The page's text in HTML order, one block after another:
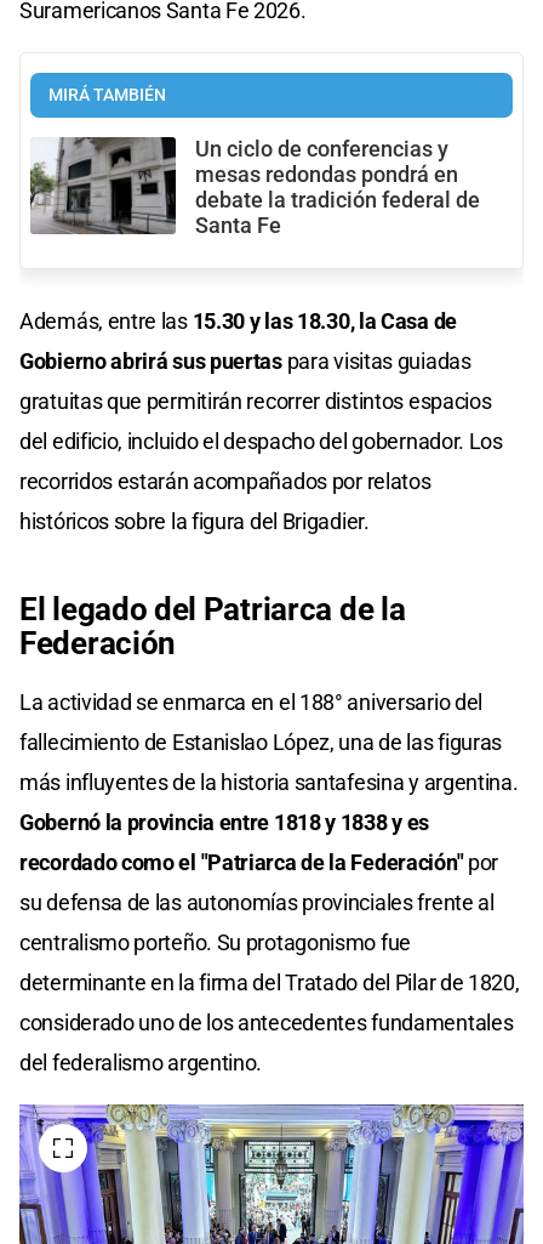
Suramericanos Santa Fe 2026.
MIRÁ TAMBIÉN
Un ciclo de conferencias y
mesas redondas pondrá en
debate la tradición federal de
Santa Fe
Además, entre las 15.30 y las 18.30, la Casa de
Gobierno abrirá sus puertas para visitas guiadas
gratuitas que permitirán recorrer distintos espacios
del edificio, incluido el despacho del gobernador. Los
recorridos estarán acompañados por relatos
históricos sobre la figura del Brigadier.
El legado del Patriarca de la
Federación
La actividad se enmarca en el 188° aniversario del
fallecimiento de Estanislao López, una de las figuras
más influyentes de la historia santafesina y argentina.
Gobernó la provincia entre 1818 y 1838 y es
recordado como el "Patriarca de la Federación"por
su defensa de las autonomías provinciales frente al
centralismo porteño. Su protagonismo fue
determinante en la firma del Tratado del Pilar de 1820,
considerado uno de los antecedentes fundamentales
del federalismo argentino.